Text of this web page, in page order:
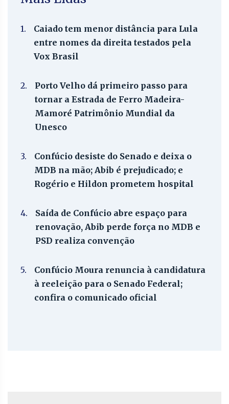
1.
Caiado tem menor distância para Lula
entre nomes da direita testados pela
Vox Brasil
2.
Porto Velho dá primeiro passo para
tornar a Estrada de Ferro Madeira-
Mamoré Patrimônio Mundial da
Unesco
3.
Confúcio desiste do Senado e deixa o
MDB na mão; Abib é prejudicado; e
Rogério e Hildon prometem hospital
4.
Saída de Confúcio abre espaço para
renovação, Abib perde força no MDB e
PSD realiza convenção
5.
Confúcio Moura renuncia à candidatura
à reeleição para o Senado Federal;
confira o comunicado oficial